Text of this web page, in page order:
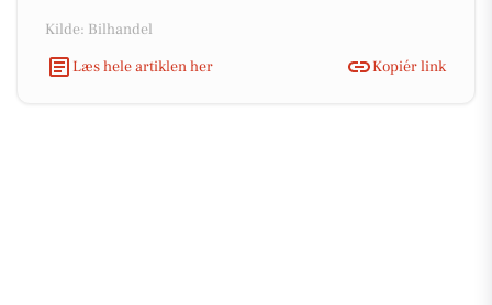
Kilde: Bilhandel
Læs hele artiklen her
Kopiér link